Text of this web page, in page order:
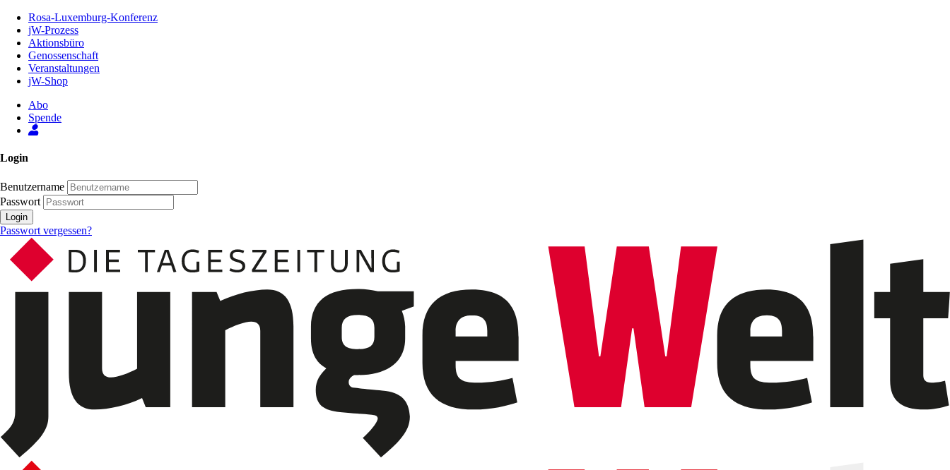
Inhalt
Seite
Rosa-Luxemburg-Konferenz
jW-Prozess
Aktionsbüro
Genossenschaft
Veranstaltungen
jW-Shop
Abo
Spende
Login
Benutzername
Passwort
Login
Passwort vergessen?